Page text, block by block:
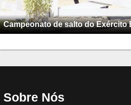
Campeonato de salto do Exército
Sobre Nós